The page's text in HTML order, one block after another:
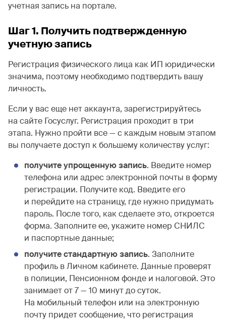
учетная запись на портале.
Шаг 1. Получить подтвержденную
учетную запись
Регистрация физического лица как ИП юридически
значима, поэтому необходимо подтвердить вашу
личность.
Если у вас еще нет аккаунта, зарегистрируйтесь
на сайте Госуслуг. Регистрация проходит в три
этапа. Нужно пройти все — с каждым новым этапом
вы получаете доступ к большему количеству услуг:
получите упрощенную запись. Введите номер
телефона или адрес электронной почты в форму
регистрации. Получите код. Введите его
и перейдите на страницу, где нужно придумать
пароль. После того, как сделаете это, откроется
форма. Заполните ее, укажите номер СНИЛС
и паспортные данные;
получите стандартную запись. Заполните
профиль в Личном кабинете. Данные проверят
в полиции, Пенсионном фонде и налоговой. Это
занимает от 7 — 10 минут до суток.
На мобильный телефон или на электронную
почту придет сообщение, что регистрация